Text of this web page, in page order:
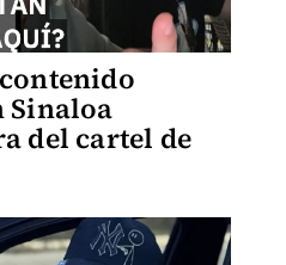
Sinaloa
del cartel de